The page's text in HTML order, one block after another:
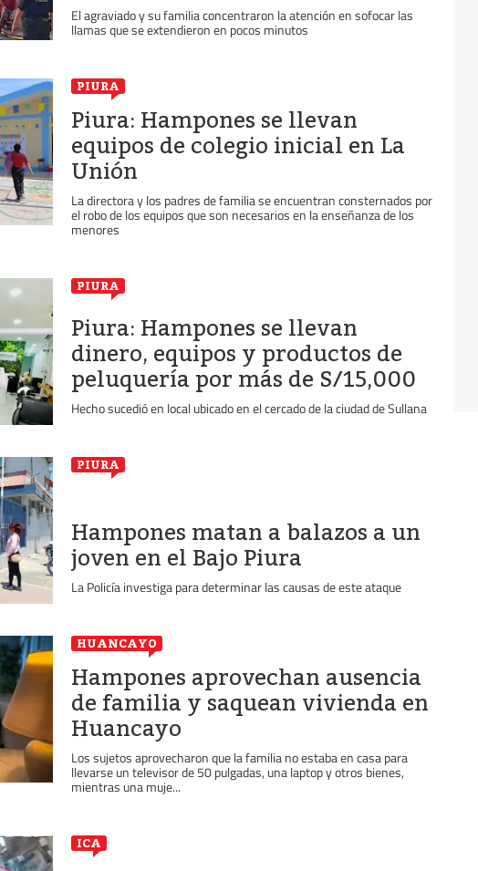
El agraviado y su familia concentraron la atención en sofocar las
llamas que se extendieron en pocos minutos
PIURA
Piura: Hampones se llevan
equipos de colegio inicial en La
Unión
La directora y los padres de familia se encuentran consternados por
el robo de los equipos que son necesarios en la enseñanza de los
menores
PIURA
Piura: Hampones se llevan
dinero, equipos y productos de
peluquería por más de S/15,000
Hecho sucedió en local ubicado en el cercado de la ciudad de Sullana
PIURA
Hampones matan a balazos a un
joven en el Bajo Piura
La Policía investiga para determinar las causas de este ataque
HUANCAYO
Hampones aprovechan ausencia
de familia y saquean vivienda en
Huancayo
Los sujetos aprovecharon que la familia no estaba en casa para
llevarse un televisor de 50 pulgadas, una laptop y otros bienes,
mientras una muje...
ICA